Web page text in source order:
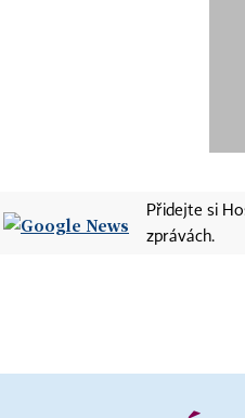
Přidejte si
zprávách.